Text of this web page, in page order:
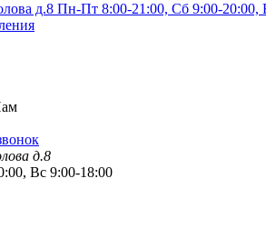
д.8 Пн-Пт 8:00-21:00, Сб 9:00-20:00,
д.8
Вс 9:00-18:00